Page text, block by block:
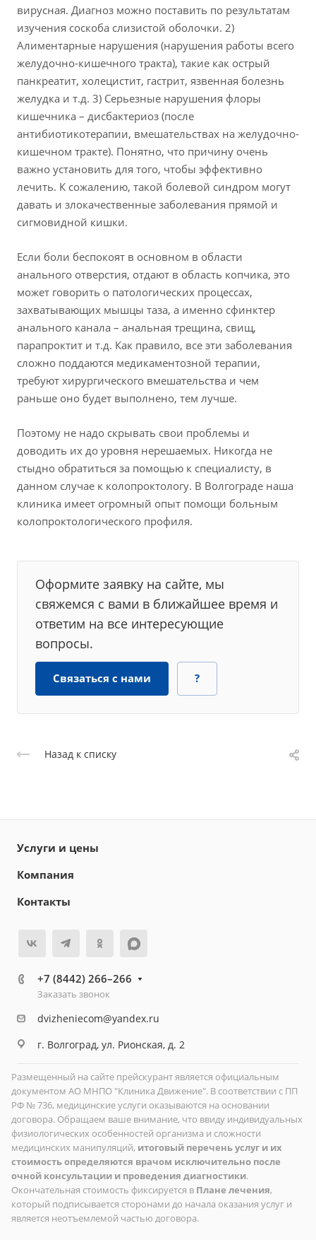
вирусная. Диагноз можно поставить по результатам
изучения соскоба слизистой оболочки. 2)
Алиментарные нарушения (нарушения работы всего
желудочно-кишечного тракта), такие как острый
панкреатит, холецистит, гастрит, язвенная болезнь
желудка и т.д. 3) Серьезные нарушения флоры
кишечника – дисбактериоз (после
антибиотикотерапии, вмешательствах на желудочно-
кишечном тракте). Понятно, что причину очень
важно установить для того, чтобы эффективно
лечить. К сожалению, такой болевой синдром могут
давать и злокачественные заболевания прямой и
сигмовидной кишки.
Если боли беспокоят в основном в области
анального отверстия, отдают в область копчика, это
может говорить о патологических процессах,
захватывающих мышцы таза, а именно сфинктер
анального канала – анальная трещина, свищ,
парапроктит и т.д. Как правило, все эти заболевания
сложно поддаются медикаментозной терапии,
требуют хирургического вмешательства и чем
раньше оно будет выполнено, тем лучше.
Поэтому не надо скрывать свои проблемы и
доводить их до уровня нерешаемых. Никогда не
стыдно обратиться за помощью к специалисту, в
данном случае к колопроктологу. В Волгограде наша
клиника имеет огромный опыт помощи больным
колопроктологического профиля.
Оформите заявку на сайте, мы
свяжемся с вами в ближайшее время и
ответим на все интересующие
вопросы.
Связаться с нами ?
Назад к списку
Услуги и цены
Компания
Контакты
+7 (8442) 266–266
Заказать звонок
dvizheniecom@yandex.ru
г. Волгоград, ул. Рионская, д. 2
Размещенный на сайте прейскурант является официальным
документом АО МНПО "Клиника Движение". В соответствии с ПП
РФ № 736, медицинские услуги оказываются на основании
договора. Обращаем ваше внимание, что ввиду индивидуальных
физиологических особенностей организма и сложности
медицинских манипуляций, итоговый перечень услуг и их
стоимость определяются врачом исключительно после
очной консультации и проведения диагностики.
Окончательная стоимость фиксируется в Плане лечения,
который подписывается сторонами до начала оказания услуг и
является неотъемлемой частью договора.